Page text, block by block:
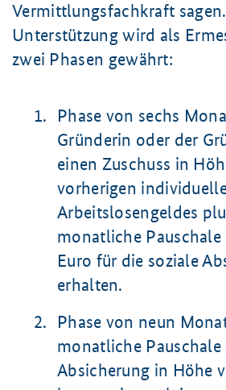
Vermittlungsfachkraft
Unterstützung wird als
zwei Phasen gewährt:
Phase von sechs
Gründerin oder der
einen Zuschuss in
vorherigen
Arbeitslosengeldes
monatliche
Euro für die soziale
erhalten.
Phase von neun
monatliche Pauschale
Absicherung in Höhe